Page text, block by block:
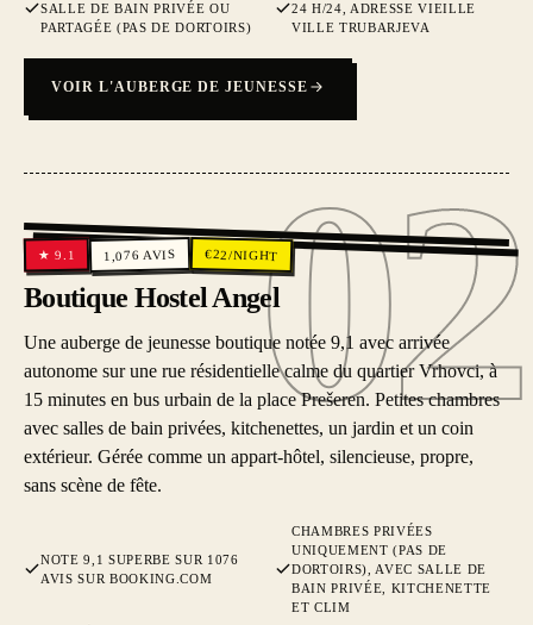
SALLE DE BAIN PRIVÉE OU
PARTAGÉE (PAS DE DORTOIRS)
24 H/24, ADRESSE VIEILLE
VILLE TRUBARJEVA
VOIR L'AUBERGE DE JEUNESSE
02
02
★9.1 1,076 AVIS €22/NIGHT
Boutique Hostel Angel
Une auberge de jeunesse boutique notée 9,1 avec arrivée
autonome sur une rue résidentielle calme du quartier Vrhovci, à
15 minutes en bus urbain de la place Prešeren. Petites chambres
avec salles de bain privées, kitchenettes, un jardin et un coin
extérieur. Gérée comme un appart-hôtel, silencieuse, propre,
sans scène de fête.
NOTE 9,1 SUPERBE SUR 1076
AVIS SUR BOOKING.COM
CHAMBRES PRIVÉES
UNIQUEMENT (PAS DE
DORTOIRS), AVEC SALLE DE
BAIN PRIVÉE, KITCHENETTE
ET CLIM